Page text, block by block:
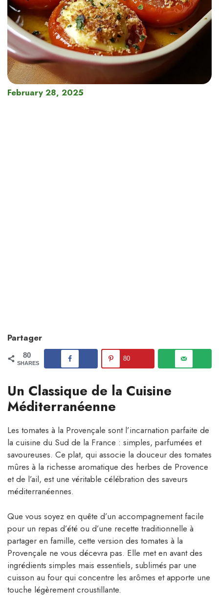
February 28, 2025
Partager
80
SHARES
80
Un Classique de la Cuisine
Méditerranéenne
Les tomates à la Provençale sont l’incarnation parfaite de
la cuisine du Sud de la France : simples, parfumées et
savoureuses. Ce plat, qui associe la douceur des tomates
mûres à la richesse aromatique des herbes de Provence
et de l’ail, est une véritable célébration des saveurs
méditerranéennes.
Que vous soyez en quête d’un accompagnement facile
pour un repas d’été ou d’une recette traditionnelle à
partager en famille, cette version des tomates à la
Provençale ne vous décevra pas. Elle met en avant des
ingrédients simples mais essentiels, sublimés par une
cuisson au four qui concentre les arômes et apporte une
touche légèrement croustillante.